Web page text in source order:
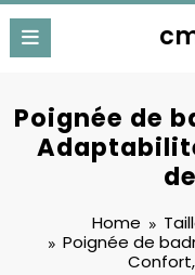
Poignée de
Home
Poignée de